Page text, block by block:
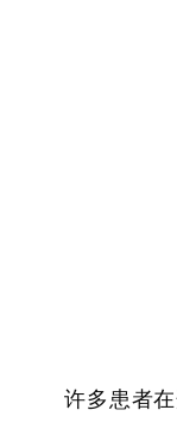
许多患者